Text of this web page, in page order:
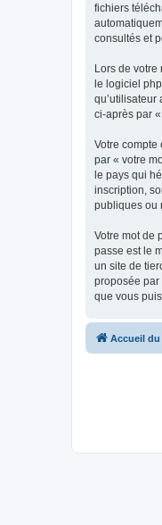
fichiers
consultés et
Lors de votre
le logiciel
qu’utilisateur
ci-après par
Votre compte
par « votre
le pays qui
inscription,
publiques ou
Votre mot de
passe est le
un site de
proposée par
que vous
Accueil